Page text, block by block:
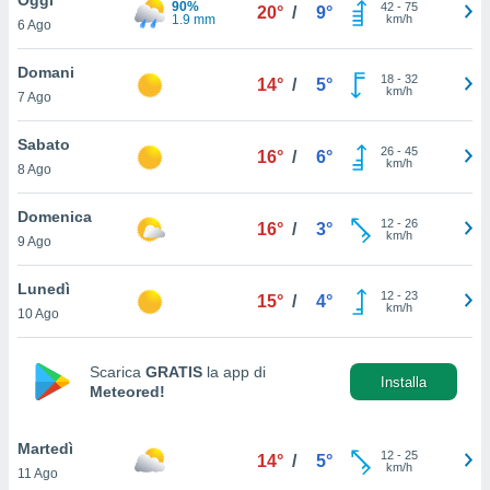
è
al sito
di
ci
di
il
un
la
nella
6 Ago
90%
1.9 mm
20° / 9° 42- 75
km/h
Domani
7 Ago
14° / 5° 18- 32
km/h
Sabato
8 Ago
16° / 6° 26- 45
km/h
Domenica
9 Ago
16° / 3° 12- 26
km/h
Lunedì
10 Ago
15° / 4° 12- 23
km/h
Scarica GRATIS la app di
Meteored!
Installa
Martedì
11 Ago
14° / 5° 12- 25
km/h